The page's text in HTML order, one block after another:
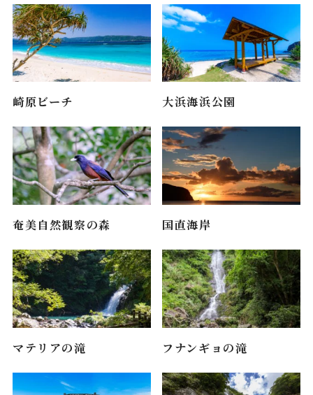
崎原ビーチ 大浜海浜公園
奄美自然観察の森 国直海岸
マテリアの滝 フナンギョの滝